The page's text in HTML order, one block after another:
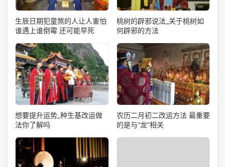
生辰日期犯童煞的人让人害怕
谁遇上谁倒霉 还可能早死
桃树的辟邪说法_关于桃树如
何辟邪的方法
想要提升运势_种生基改运做
法你了解吗
农历二月初二改运方法 最重要
的是与“龙”相关